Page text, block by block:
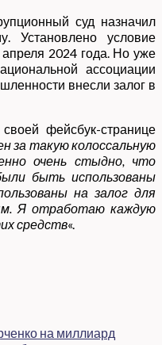
суд назначил
Установлено условие
2024 года. Но уже
ассоциации
внесли залог в
фейсбук-странице
за такую колоссальную
очень стыдно, что
быть использованы
на залог для
Я отработаю каждую
средств«.
на миллиард